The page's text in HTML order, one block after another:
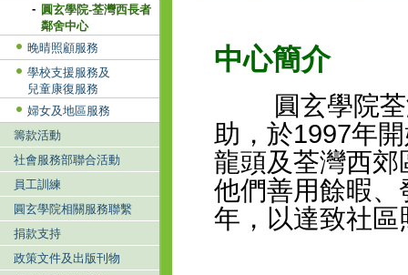
- 圓玄學院-荃灣西長者
鄰舍中心
晚晴照顧服務
學校支援服務及
兒童康復服務
婦女及地區服務
籌款活動
社會服務部聯合活動
員工訓練
圓玄學院相關服務聯繫
捐款支持
政策文件及出版刊物
中心簡介
圓玄學院荃
助，於1997年
龍頭及荃灣西
他們善用餘暇
年，以達致社區